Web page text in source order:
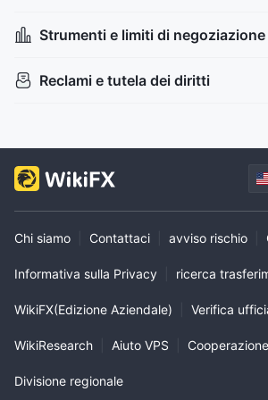
Supervisione offshore
Strumenti e limiti di negoziazione
Reclami e tutela dei diritti
Chi siamo Contattaci avviso rischio
Informativa sulla Privacy ricerca
WikiFX(Edizione Aziendale) Verifica
WikiResearch Aiuto VPS
Divisione regionale